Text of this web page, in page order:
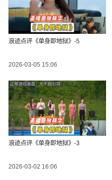
浪迹点评《单身即地狱》-5
2026-03-05 15:06
浪迹点评《单身即地狱》-3
2026-03-02 16:06